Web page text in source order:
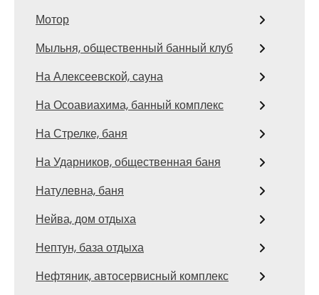
Мотор
Мыльня, общественный банный клуб
На Алексеевской, сауна
На Осоавиахима, банный комплекс
На Стрелке, баня
На Ударников, общественная баня
Натулевна, баня
Нейва, дом отдыха
Нептун, база отдыха
Нефтяник, автосервисный комплекс